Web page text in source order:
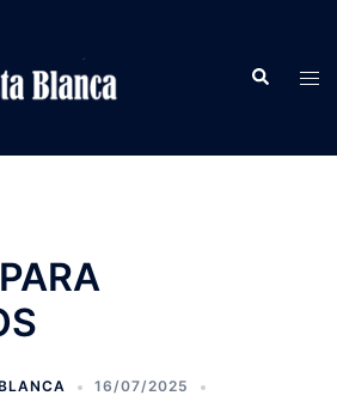
Buscar
16/07/2025